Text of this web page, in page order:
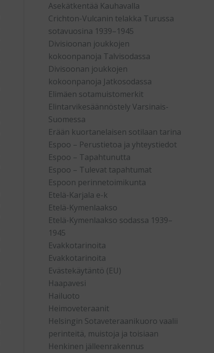
Asekätkentää Kauhavalla
Crichton-Vulcanin telakka Turussa
sotavuosina 1939–1945
Divisioonan joukkojen
kokoonpanoja Talvisodassa
Divisoonan joukkojen
kokoonpanoja Jatkosodassa
Elimäen sotamuistomerkit
Elintarvikesäännöstely Varsinais-
Suomessa
Erään kuortanelaisen sotilaan tarina
Espoo – Perustietoa ja yhteystiedot
Espoo – Tapahtunutta
Espoo – Tulevat tapahtumat
Espoon perinnetoimikunta
Etelä-Karjala e-k
Etelä-Kymenlaakso
Etelä-Kymenlaakso sodassa 1939–
1945
Evakkotarinoita
Evakkotarinoita
Evästekäytäntö (EU)
Haapavesi
Hailuoto
Heimoveteraanit
Helsingin Sotaveteraanikuoro vaalii
perinteitä, muistoja ja toisiaan
Henkinen jälleenrakennus